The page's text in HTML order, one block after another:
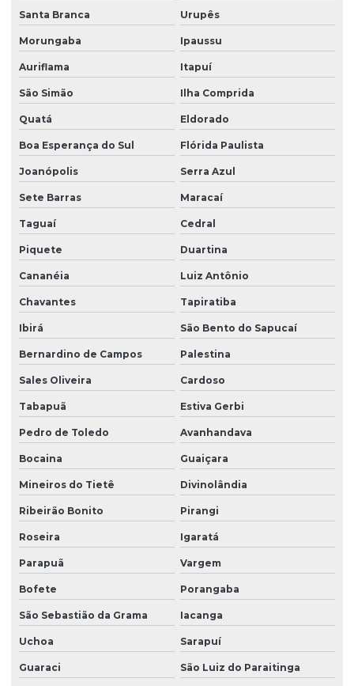
Santa Branca Urupês
Morungaba Ipaussu
Auriflama Itapuí
São Simão Ilha Comprida
Quatá Eldorado
Boa Esperança do Sul Flórida Paulista
Joanópolis Serra Azul
Sete Barras Maracaí
Taguaí Cedral
Piquete Duartina
Cananéia Luiz Antônio
Chavantes Tapiratiba
Ibirá São Bento do Sapucaí
Bernardino de Campos Palestina
Sales Oliveira Cardoso
Tabapuã Estiva Gerbi
Pedro de Toledo Avanhandava
Bocaina Guaiçara
Mineiros do Tietê Divinolândia
Ribeirão Bonito Pirangi
Roseira Igaratá
Parapuã Vargem
Bofete Porangaba
São Sebastião da Grama Iacanga
Uchoa Sarapuí
Guaraci São Luiz do Paraitinga